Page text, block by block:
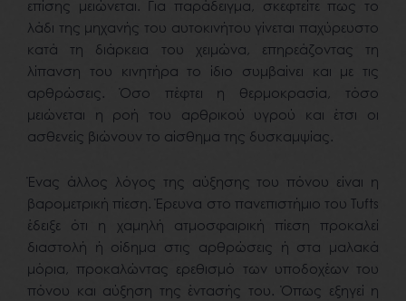
επίσης μειώνεται. Για παράδειγμα, σκεφτείτε πως το
λάδι της μηχανής του αυτοκινήτου γίνεται παχύρευστο
κατά τη διάρκεια του χειμώνα, επηρεάζοντας τη
λίπανση του κινητήρα το ίδιο συμβαίνει και με τις
αρθρώσεις. Όσο πέφτει η θερμοκρασία, τόσο
μειώνεται η ροή του αρθρικού υγρού και έτσι οι
ασθενείς βιώνουν το αίσθημα της δυσκαμψίας.
Ένας άλλος λόγος της αύξησης του πόνου είναι η
βαρομετρική πίεση. Έρευνα στο πανεπιστήμιο του Tufts
έδειξε ότι η χαμηλή ατμοσφαιρική πίεση προκαλεί
διαστολή ή οίδημα στις αρθρώσεις ή στα μαλακά
μόρια, προκαλώντας ερεθισμό των υποδοχέων του
πόνου και αύξηση της έντασής του. Όπως εξηγεί η